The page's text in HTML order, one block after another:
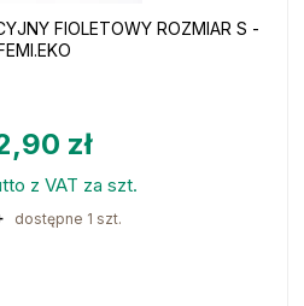
FIOLETOWY ROZMIAR S -
zł
z VAT za szt.
dostępne 1 szt.